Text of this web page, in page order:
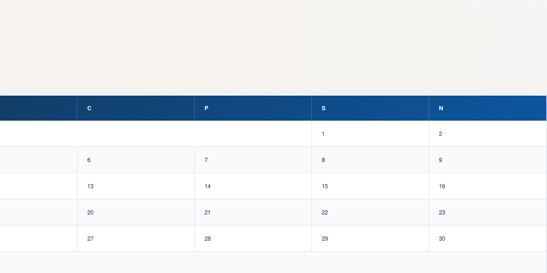
C P S N
1 2
6 7 8 9
13 14 15 16
20 21 22 23
27 28 29 30